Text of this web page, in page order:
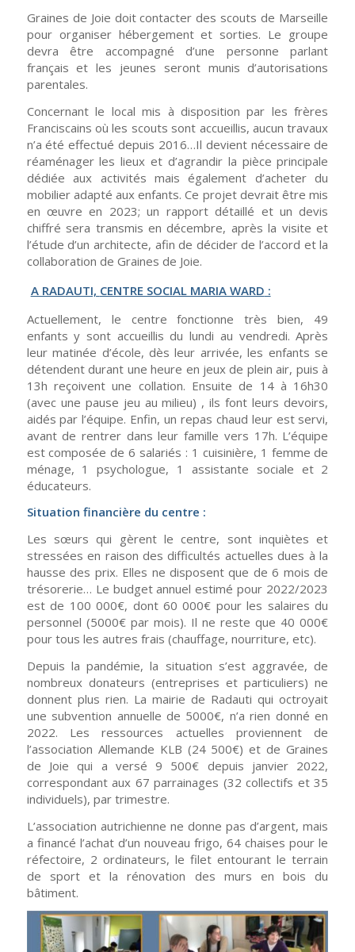
Graines de Joie doit contacter des scouts de Marseille
pour organiser hébergement et sorties. Le groupe
devra être accompagné d’une personne parlant
français et les jeunes seront munis d’autorisations
parentales.
Concernant le localmis à disposition par les frères
Franciscains oùles scouts sont accueillis,aucun travaux
n’a étéeffectué depuis 2016…Il devient nécessaire de
réaménager les lieux et d’agrandir la pièce principale
dédiée aux activités mais également d’acheterdu
mobilier adapté aux enfants. Ce projet devrait être mis
en œuvre en 2023; un rapport détaillé et un devis
chiffré sera transmis en décembre, après la visite et
l’étude d’un architecte, afin de décider de l’accord et la
collaboration de Graines de Joie.
A RADAUTI, CENTRE SOCIAL MARIA WARD :
Actuellement, le centre fonctionne très bien, 49
enfants y sont accueillis du lundi au vendredi. Après
leur matinée d’école, dès leur arrivée, les enfants se
détendent durant une heure en jeux de plein air, puis à
13h reçoivent une collation. Ensuite de 14 à 16h30
(avec une pause jeu au milieu) , ils font leurs devoirs,
aidés par l’équipe. Enfin, un repas chaud leur est servi,
avant de rentrer dans leur famille vers 17h. L’équipe
est composée de 6 salariés : 1 cuisinière, 1 femme de
ménage, 1 psychologue, 1 assistante sociale et 2
éducateurs.
Situation financière du centre :
Les sœurs qui gèrent le centre, sont inquiètes et
stressées en raison des difficultés actuelles dues à la
hausse des prix. Elles ne disposent que de 6 mois de
trésorerie… Le budget annuel estimé pour 2022/2023
est de 100 000€, dont 60 000€ pour les salaires du
personnel (5000€ par mois). Il ne reste que 40 000€
pour tous les autres frais (chauffage, nourriture, etc).
Depuis la pandémie, la situation s’est aggravée, de
nombreux donateurs (entreprises et particuliers) ne
donnent plus rien. La mairie de Radauti qui octroyait
une subvention annuelle de 5000€, n’a rien donné en
2022. Les ressources actuelles proviennent de
l’association Allemande KLB (24 500€) et de Graines
de Joie qui a versé 9 500€ depuis janvier 2022,
correspondant aux 67 parrainages (32 collectifs et 35
individuels), par trimestre.
L’association autrichienne ne donne pas d’argent, mais
a financé l’achat d’un nouveau frigo, 64 chaises pour le
réfectoire, 2 ordinateurs, le filet entourant le terrain
de sport et la rénovation des murs en bois du
bâtiment.